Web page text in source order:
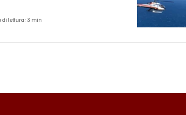
di lettura: 3 min